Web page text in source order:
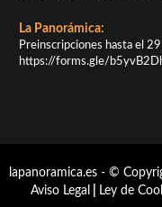
La Panorámica:
Preinscripciones hasta el
https://forms.gle/
lapanoramica.es - ©
Aviso Legal
Ley de